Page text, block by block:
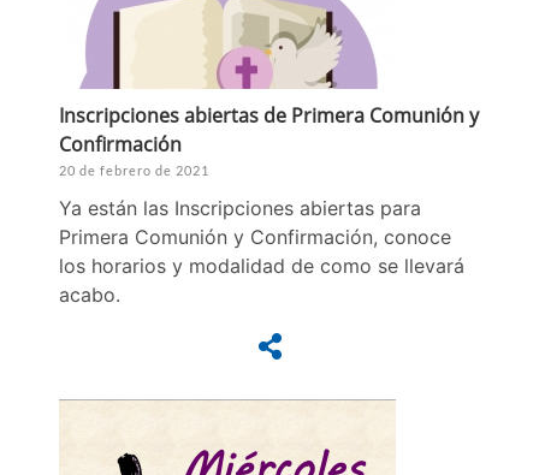
Inscripciones abiertas de Primera Comunión y
Confirmación
20 de febrero de 2021
Ya están las Inscripciones abiertas para
Primera Comunión y Confirmación, conoce
los horarios y modalidad de como se llevará
acabo.